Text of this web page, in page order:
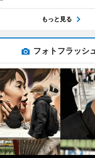
もっと見る
フォトフラッシ